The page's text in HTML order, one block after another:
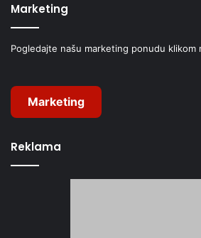
Marketing
Pogledajte našu marketing ponudu klikom
Marketing
Reklama